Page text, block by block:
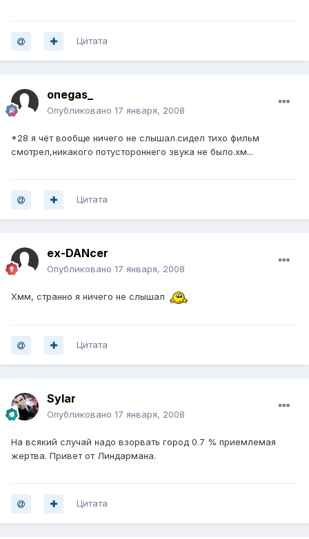
Цитата
onegas_
Опубликовано 17 января, 2008
*28 я чёт вообще ничего не слышал.сидел тихо фильм
смотрел,никакого потустороннего звука не было.хм...
Цитата
ex-DANcer
Опубликовано 17 января, 2008
Хмм, странно я ничего не слышал
Цитата
Sylar
Опубликовано 17 января, 2008
На всякий случай надо взорвать город 0.7 % приемлемая
жертва. Привет от Линдармана.
Цитата